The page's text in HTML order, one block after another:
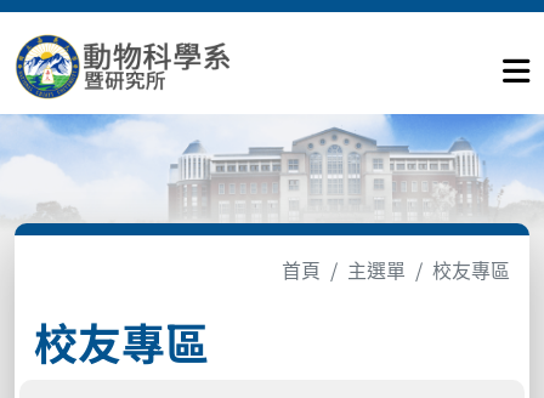
首頁 主選單 校友專區
校友專區